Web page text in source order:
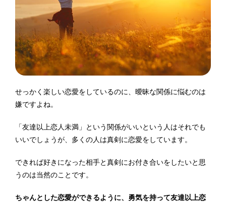
せっかく楽しい恋愛をしているのに、曖昧な関係に悩むのは
嫌ですよね。
「友達以上恋人未満」という関係がいいという人はそれでも
いいでしょうが、多くの人は真剣に恋愛をしています。
できれば好きになった相手と真剣にお付き合いをしたいと思
うのは当然のことです。
ちゃんとした恋愛ができるように、勇気を持って友達以上恋